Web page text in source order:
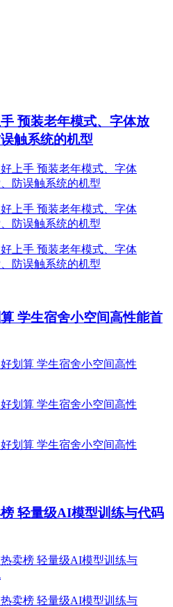
预装老年模式、字体放
触系统的机型
学生宿舍小空间高性能首
轻量级AI模型训练与代码